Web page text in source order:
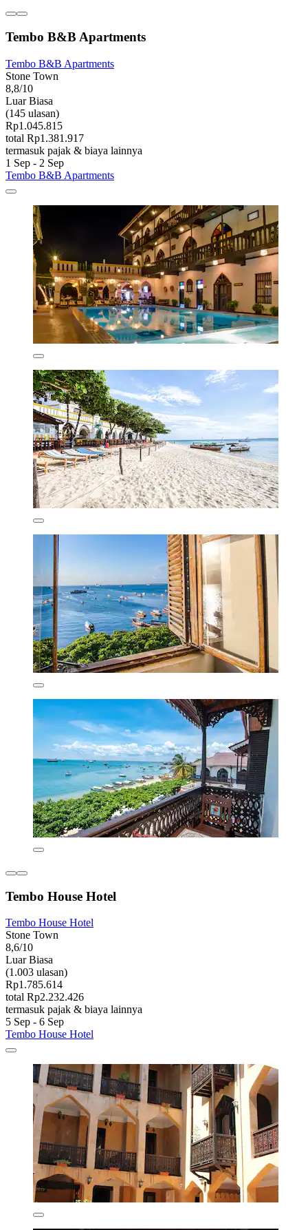
Tembo B&B Apartments
Tembo B&B Apartments
Stone Town
8,8/10
Luar Biasa
(145 ulasan)
Rp1.045.815
total Rp1.381.917
termasuk pajak & biaya lainnya
1 Sep - 2 Sep
Tembo B&B Apartments
Tembo House Hotel
Tembo House Hotel
Stone Town
8,6/10
Luar Biasa
(1.003 ulasan)
Rp1.785.614
total Rp2.232.426
termasuk pajak & biaya lainnya
5 Sep - 6 Sep
Tembo House Hotel